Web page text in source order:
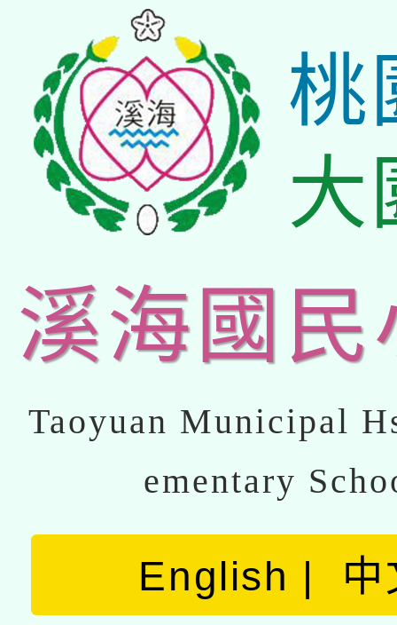
桃
大
溪海國民
Taoyuan Municipal
ementary
English 中